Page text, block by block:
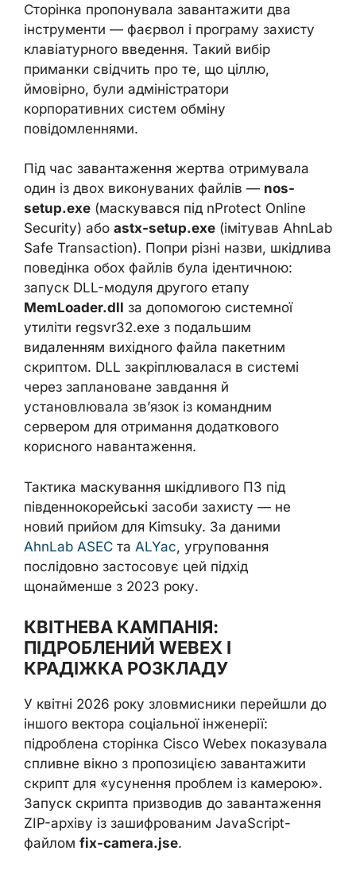
Сторінка пропонувала завантажити два
інструменти — фаєрвол і програму захисту
клавіатурного введення. Такий вибір
приманки свідчить про те, що ціллю,
ймовірно, були адміністратори
корпоративних систем обміну
повідомленнями.
Під час завантаження жертва отримувала
один із двох виконуваних файлів — nos-
setup.exe (маскувався під nProtect Online
Security) або astx-setup.exe (імітував AhnLab
Safe Transaction). Попри різні назви, шкідлива
поведінка обох файлів була ідентичною:
запуск DLL-модуля другого етапу
MemLoader.dll за допомогою системної
утиліти regsvr32.exe з подальшим
видаленням вихідного файла пакетним
скриптом. DLL закріплювалася в системі
через заплановане завдання й
установлювала зв’язок із командним
сервером для отримання додаткового
корисного навантаження.
Тактика маскування шкідливого ПЗ під
південнокорейські засоби захисту — не
новий прийом для Kimsuky. За даними
AhnLab ASEC та ALYac, угруповання
послідовно застосовує цей підхід
щонайменше з 2023 року.
КВІТНЕВА КАМПАНІЯ:
ПІДРОБЛЕНИЙ WEBEX І
КРАДІЖКА РОЗКЛАДУ
У квітні 2026 року зловмисники перейшли до
іншого вектора соціальної інженерії:
підроблена сторінка Cisco Webex показувала
спливне вікно з пропозицією завантажити
скрипт для «усунення проблем із камерою».
Запуск скрипта призводив до завантаження
ZIP-архіву із зашифрованим JavaScript-
файлом fix-camera.jse.